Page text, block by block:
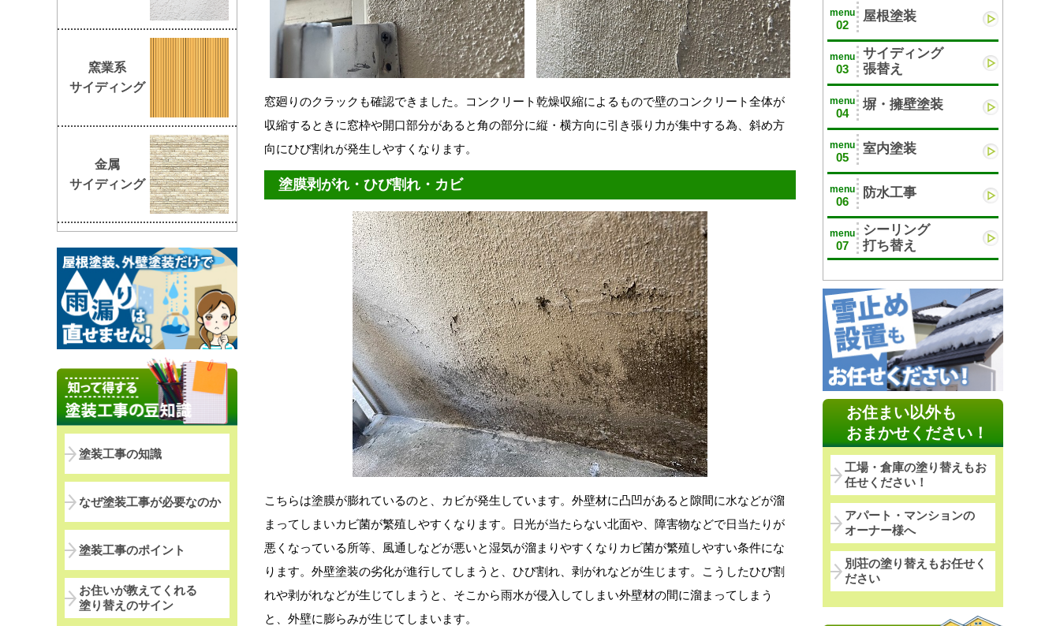
窓廻りのクラックも確認できました。コンクリート乾燥収縮によるもので壁のコンクリート全体が
収縮するときに窓枠や開口部分があると角の部分に縦・横方向に引き張り力が集中する為、斜め方
向にひび割れが発生しやすくなります。
塗膜剥がれ・ひび割れ・カビ
こちらは塗膜が膨れているのと、カビが発生しています。外壁材に凸凹があると隙間に水などが溜
まってしまいカビ菌が繁殖しやすくなります。日光が当たらない北面や、障害物などで日当たりが
悪くなっている所等、風通しなどが悪いと湿気が溜まりやすくなりカビ菌が繁殖しやすい条件にな
ります。外壁塗装の劣化が進行してしまうと、ひび割れ、剥がれなどが生じます。こうしたひび割
れや剥がれなどが生じてしまうと、そこから雨水が侵入してしまい外壁材の間に溜まってしまう
と、外壁に膨らみが生じてしまいます。
menu
02
屋根塗装
menu
03
サイディング
張替え
menu
04
塀・擁壁塗装
menu
05
室内塗装
menu
06
防水工事
menu
07
シーリング
打ち替え
お住まい以外も
おまかせください！
工場・倉庫の塗り替えもお
任せください！
アパート・マンションの
オーナー様へ
別荘の塗り替えもお任せく
ださい
窯業系
サイディング
金属
サイディング
塗装工事の知識
なぜ塗装工事が必要なのか
塗装工事のポイント
お住いが教えてくれる
塗り替えのサイン